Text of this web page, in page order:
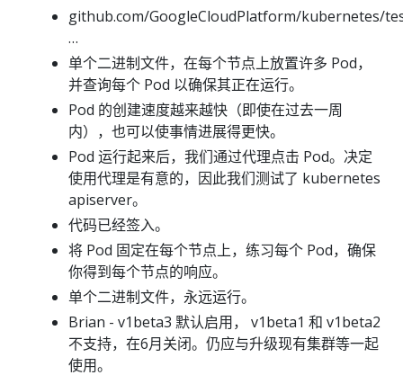
github.com/GoogleCloudPlatform/kubernetes/
…
单个二进制文件，在每个节点上放置许多 Pod，
并查询每个 Pod 以确保其正在运行。
Pod 的创建速度越来越快（即使在过去一周
内），也可以使事情进展得更快。
Pod 运行起来后，我们通过代理点击 Pod。决定
使用代理是有意的，因此我们测试了 kubernetes
apiserver。
代码已经签入。
将 Pod 固定在每个节点上，练习每个 Pod，确保
你得到每个节点的响应。
单个二进制文件，永远运行。
Brian - v1beta3 默认启用， v1beta1 和 v1beta2
不支持，在6月关闭。仍应与升级现有集群等一起
使用。